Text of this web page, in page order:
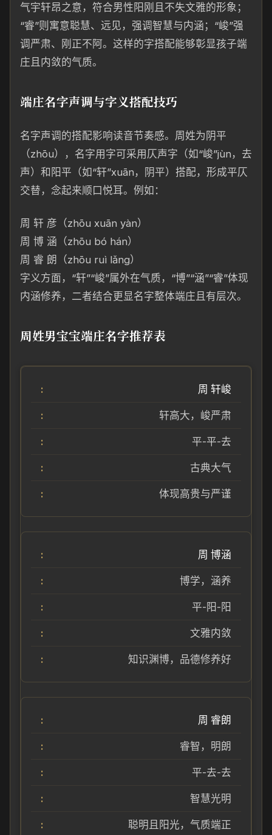
气宇轩昂之意，符合男性阳刚且不失文雅的形象；
“睿”则寓意聪慧、远见，强调智慧与内涵；“峻”强
调严肃、刚正不阿。这样的字搭配能够彰显孩子端
庄且内敛的气质。
端庄名字声调与字义搭配技巧
名字声调的搭配影响读音节奏感。周姓为阴平
（zhōu），名字用字可采用仄声字（如“峻”jùn，去
声）和阳平（如“轩”xuān，阴平）搭配，形成平仄
交替，念起来顺口悦耳。例如：
周 轩 彦（zhōu xuān yàn）
周 博 涵（zhōu bó hán）
周 睿 朗（zhōu ruì lǎng）
字义方面，“轩”“峻”属外在气质，“博”“涵”“睿”体现
内涵修养，二者结合更显名字整体端庄且有层次。
周姓男宝宝端庄名字推荐表
周 轩峻
轩高大，峻严肃
平-平-去
古典大气
体现高贵与严谨
周 博涵
博学，涵养
平-阳-阳
文雅内敛
知识渊博，品德修养好
周 睿朗
睿智，明朗
平-去-去
智慧光明
聪明且阳光，气质端正